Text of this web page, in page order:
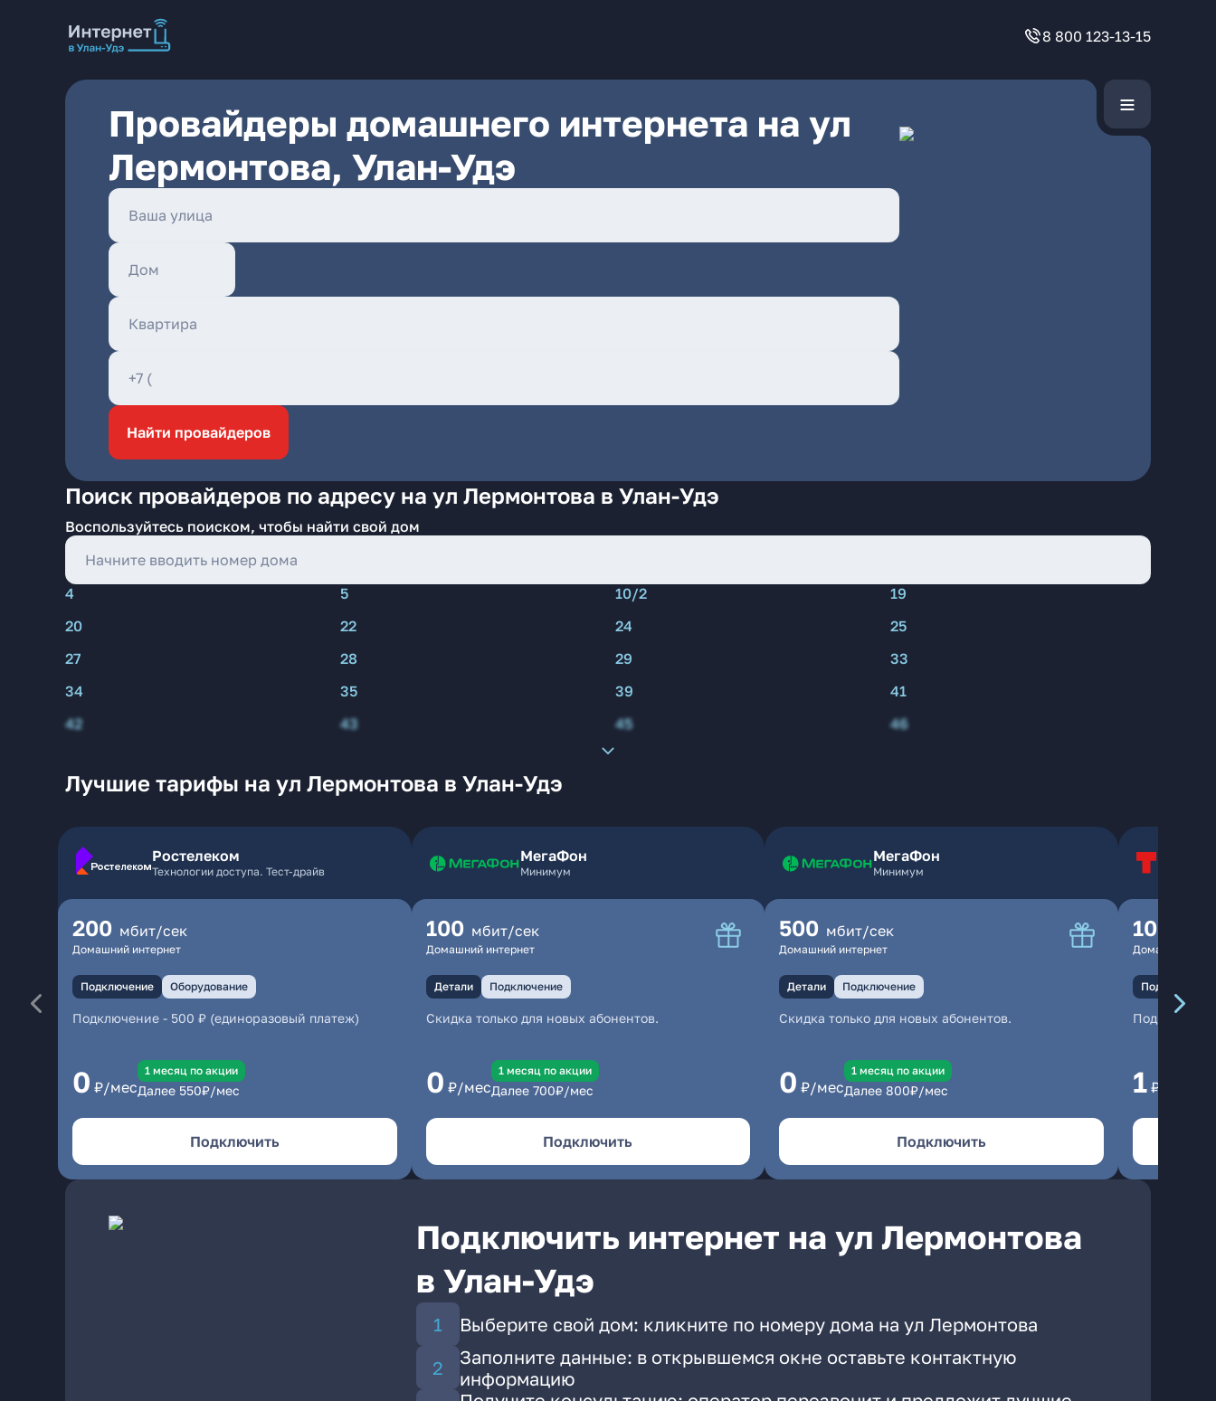
8 800 123-13-15
Провайдеры домашнего интернета на ул
Лермонтова, Улан-Удэ
Найти провайдеров
Поиск провайдеров по адресу на ул Лермонтова в Улан-Удэ
Воспользуйтесь поиском, чтобы найти свой дом
4 5 10/2
19
20
22 24
25
27
28 29
33
34
35 39
41
42
43 45 46
Лучшие тарифы на ул Лермонтова в Улан-Удэ
Ростелеком
Технологии доступа. Тест-драйв
200 мбит/сек
Домашний интернет
Подключение Оборудование
Подключение - 500 ₽ (единоразовый платеж)
0 ₽/мес
1 месяц по акции
Далее 550₽/мес
Подключить
МегаФон
Минимум
100 мбит/сек
Домашний интернет
Детали Подключение
Скидка только для новых абонентов.
0 ₽/мес
1 месяц по акции
Далее 700₽/мес
Подключить
МегаФон
Минимум
500 мбит/сек
Домашний интернет
Детали Подключение
Скидка только для новых абонентов.
0 ₽/мес
1 месяц по акции
Далее 800₽/мес
Подключить
100
Домашний
Подключение
1 ₽/мес
Подключить интернет на ул Лермонтова
в Улан-Удэ
Выберите свой дом: кликните по номеру дома на ул Лермонтова
Заполните данные: в открывшемся окне оставьте контактную
информацию